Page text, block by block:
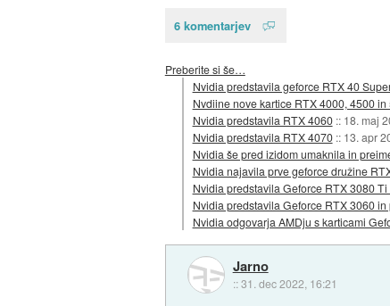
6 komentarjev
Preberite si še…
Nvidia predstavila geforce RTX 40
Nvdiine nove kartice RTX 4000, 4500 in
Nvidia predstavila RTX 4060 :: 18. maj
Nvidia predstavila RTX 4070 :: 13. apr
Nvidia še pred izidom umaknila in
Nvidia najavila prve geforce družine
Nvidia predstavila Geforce RTX 3080
Nvidia predstavila Geforce RTX 3060
Nvidia odgovarja AMDju s karticami
Jarno
::31. dec 2022, 16:21